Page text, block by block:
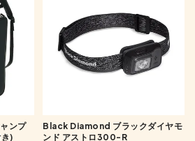
ンプ
)
Black Diamond ブラックダイヤモ
ンド アストロ300-R